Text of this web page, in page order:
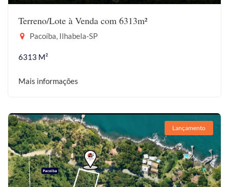
Terreno/Lote à Venda com 6313m²
Pacoíba, Ilhabela-SP
6313 M²
Mais informações
Lançamento